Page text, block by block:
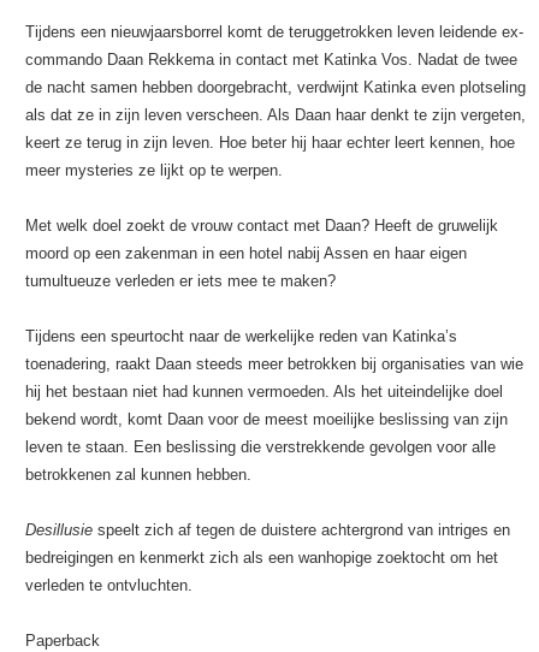
Tijdens een nieuwjaarsborrel komt de teruggetrokken leven leidende ex-
commando Daan Rekkema in contact met Katinka Vos. Nadat de twee
de nacht samen hebben doorgebracht, verdwijnt Katinka even plotseling
als dat ze in zijn leven verscheen. Als Daan haar denkt te zijn vergeten,
keert ze terug in zijn leven. Hoe beter hij haar echter leert kennen, hoe
meer mysteries ze lijkt op te werpen.
Met welk doel zoekt de vrouw contact met Daan? Heeft de gruwelijk
moord op een zakenman in een hotel nabij Assen en haar eigen
tumultueuze verleden er iets mee te maken?
Tijdens een speurtocht naar de werkelijke reden van Katinka’s
toenadering, raakt Daan steeds meer betrokken bij organisaties van wie
hij het bestaan niet had kunnen vermoeden. Als het uiteindelijke doel
bekend wordt, komt Daan voor de meest moeilijke beslissing van zijn
leven te staan. Een beslissing die verstrekkende gevolgen voor alle
betrokkenen zal kunnen hebben.
Desillusie speelt zich af tegen de duistere achtergrond van intriges en
bedreigingen en kenmerkt zich als een wanhopige zoektocht om het
verleden te ontvluchten.
Paperback